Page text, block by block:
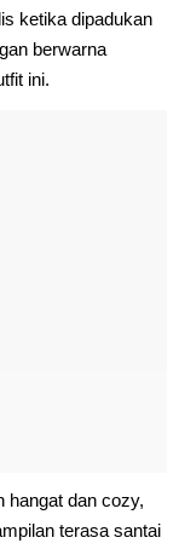
ketika dipadukan
berwarna
ini.
hangat dan cozy,
terasa santai